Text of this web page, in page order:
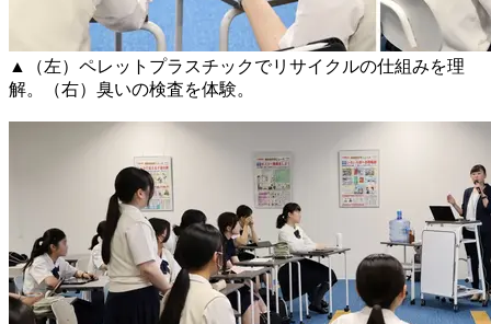
▲（左）ペレットプラスチックでリサイクルの仕組みを理
解。（右）臭いの検査を体験。